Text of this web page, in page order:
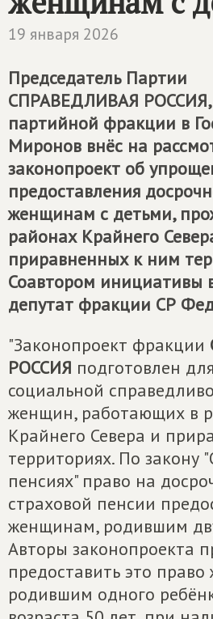
19 января 2026
Председатель Партии
СПРАВЕДЛИВАЯ РОССИЯ
партийной фракции в
Миронов внёс на
законопроект об
предоставления
женщинам с детьми,
районах Крайнего
приравненных к ним
Соавтором инициативы
депутат фракции СР
"Законопроект фракции
РОССИЯ подготовлен
социальной
женщин, работающих в
Крайнего Севера и
территориях. По закону
пенсиях" право на
страховой пенсии
женщинам, родившим
Авторы законопроекта
предоставить это
родившим одного